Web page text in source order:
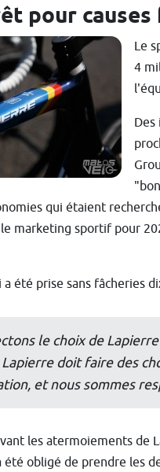
pour
Le
4
qui étaient
marketing sportif pour
a été prise sans fâcheries
le choix de
doit faire des
et nous sommes
les atermoiements de
été obligé de prendre les